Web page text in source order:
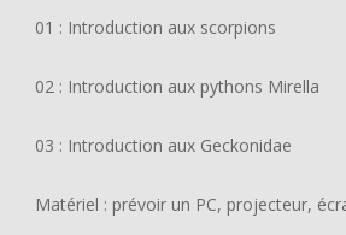
01 : Introduction aux scorpions
02 : Introduction aux pythons Mirella
03 : Introduction aux Geckonidae
Matériel : prévoir un PC, projecteur,